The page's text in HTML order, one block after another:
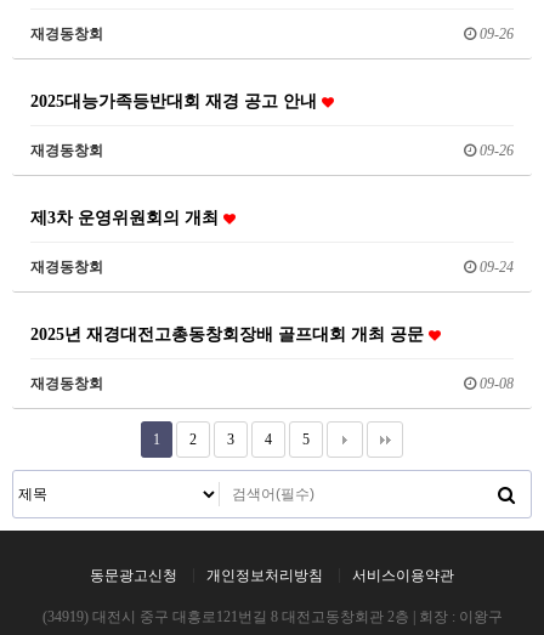
재경동창회 09-26
2025대능가족등반대회 재경 공고 안내
재경동창회 09-26
제3차 운영위원회의 개최
재경동창회 09-24
2025년 재경대전고총동창회장배 골프대회 개최 공문
재경동창회 09-08
1 2 3 4 5
동문광고신청 개인정보처리방침 서비스이용약관
(34919) 대전시 중구 대흥로121번길 8 대전고동창회관 2층 | 회장 : 이왕구